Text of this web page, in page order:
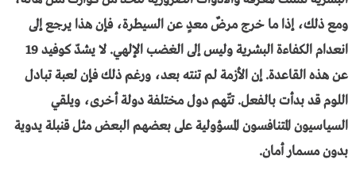
ومع ذلك، إذا ما خرج مرضٌ معدٍ عن السيطرة، فإن هذا يرجع إلى
انعدام الكفاءة البشرية وليس إلى الغضب الإلهي. لا يشدّ كوفيد 19
عن هذه القاعدة. إن الأزمة لم تنته بعد، ورغم ذلك فإن لعبة تبادل
اللوم قد بدأت بالفعل. تتّهم دول مختلفة دولة أخرى، ويلقي
السياسيون المتنافسون المسؤولية على بعضهم البعض مثل قنبلة يدوية
بدون مسمار أمان.